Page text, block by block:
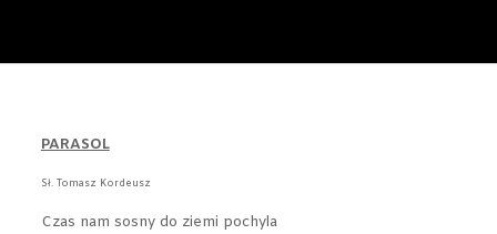
PARASOL
Sł. Tomasz Kordeusz
Czas nam sosny do ziemi pochyla